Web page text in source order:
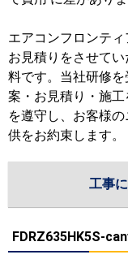
エアコンフロンテ
お見積りをさせて
料です。当社研修
案・お見積り・施工
を遵守し、お客様
供をお約束します。
工事
FDRZ635HK5S-